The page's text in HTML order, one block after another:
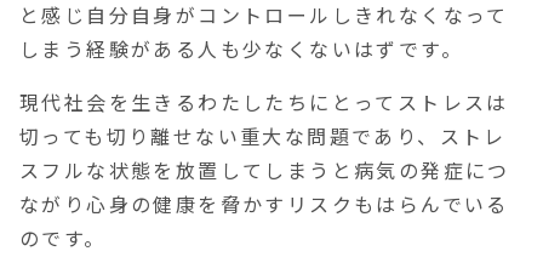
ストレス軽減に必要な要素
と感じ自分自身がコントロールしきれなくなって
しまう経験がある人も少なくないはずです。
現代社会を生きるわたしたちにとってストレスは
切っても切り離せない重大な問題であり、ストレ
スフルな状態を放置してしまうと病気の発症につ
ながり心身の健康を脅かすリスクもはらんでいる
のです。